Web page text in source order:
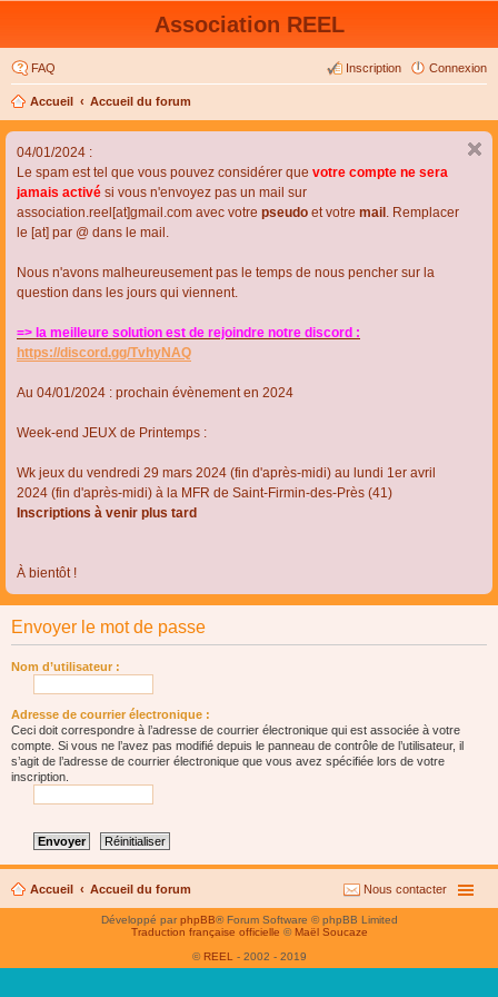
Association REEL
FAQ Connexion
Inscription
Accueil Accueil du forum
04/01/2024 :
Le spam est tel que vous pouvez considérer que votre compte ne sera
jamais activé si vous n'envoyez pas un mail sur
association.reel[at]gmail.com avec votre pseudo et votre mail . Remplacer
le [at] par @ dans le mail.
Nous n'avons malheureusement pas le temps de nous pencher sur la
question dans les jours qui viennent.
=> la meilleure solution est de rejoindre notre discord :
https://discord.gg/TvhyNAQ
Au 04/01/2024 : prochain évènement en 2024
Week-end JEUX de Printemps :
Wk jeux du vendredi 29 mars 2024 (fin d'après-midi) au lundi 1er avril
2024 (fin d'après-midi) à la MFR de Saint-Firmin-des-Près (41)
Inscriptions à venir plus tard
À bientôt !
Envoyer le mot de passe
Nom d’utilisateur :
Adresse de courrier électronique :
Ceci doit correspondre à l’adresse de courrier électronique qui est associée à votre
compte. Si vous ne l’avez pas modifié depuis le panneau de contrôle de l’utilisateur, il
s’agit de l’adresse de courrier électronique que vous avez spécifiée lors de votre
inscription.
Accueil Accueil du forum Nous contacter
Développé parphpBB® Forum Software © phpBB Limited
Traduction française officielle © Maël Soucaze
© REEL - 2002 - 2019